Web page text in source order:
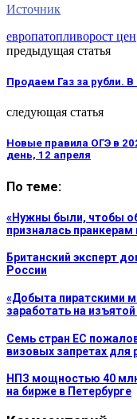
Источник
европатопливорост цен
предыдущая статья
Продаем Газ за рубли.
следующая статья
Новые правила ОГЭ в
день, 12 апреля
По теме:
«Нужны были, чтобы
призналась
Британский эксперт
России
«Добыта пиратскими
заработать на
Семь стран ЕС
визовых запретах для
НПЗ мощностью 40
на бирже в Петербурге